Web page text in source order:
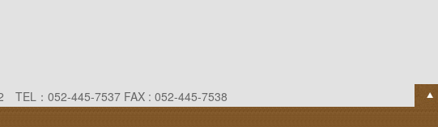
TEL：052-445-7537 FAX : 052-445-7538